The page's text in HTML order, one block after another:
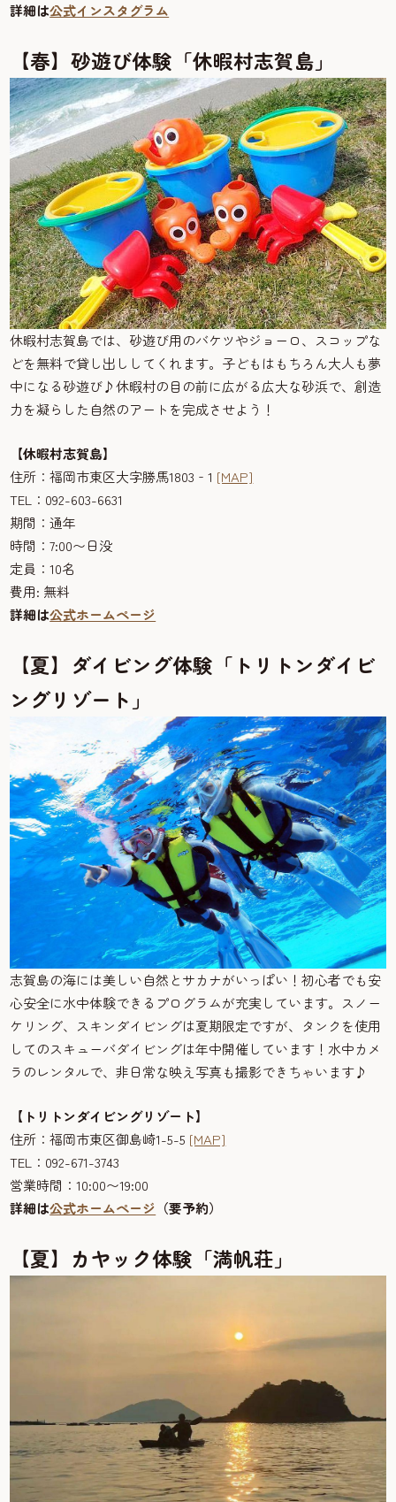
詳細は公式インスタグラム
【春】砂遊び体験「休暇村志賀島」
休暇村志賀島では、砂遊び用のバケツやジョーロ、スコップな
どを無料で貸し出ししてくれます。子どもはもちろん大人も夢
中になる砂遊び♪休暇村の目の前に広がる広大な砂浜で、創造
力を凝らした自然のアートを完成させよう！
【休暇村志賀島】
住所：福岡市東区大字勝馬1803‐1 [MAP]
TEL：092-603-6631
期間：通年
時間：7:00〜日没
定員：10名
費用: 無料
詳細は公式ホームページ
【夏】ダイビング体験「トリトンダイビ
ングリゾート」
志賀島の海には美しい自然とサカナがいっぱい！初心者でも安
心安全に水中体験できるプログラムが充実しています。スノー
ケリング、スキンダイビングは夏期限定ですが、タンクを使用
してのスキューバダイビングは年中開催しています！水中カメ
ラのレンタルで、非日常な映え写真も撮影できちゃいます♪
【トリトンダイビングリゾート】
住所：福岡市東区御島崎1-5-5 [MAP]
TEL：092-671-3743
営業時間：10:00〜19:00
詳細は公式ホームページ （要予約）
【夏】カヤック体験「満帆荘」